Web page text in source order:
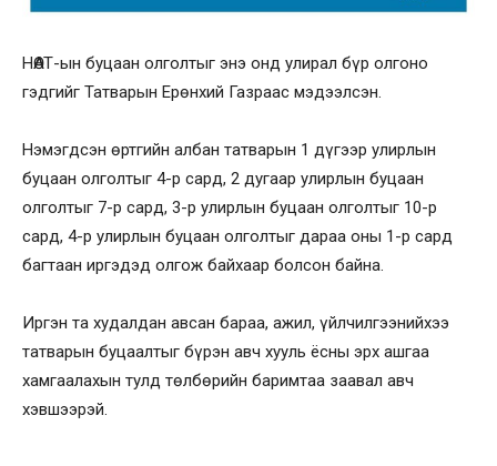
НӨАТ-ын буцаан олголтыг энэ онд улирал бүр олгоно
гэдгийг Татварын Ерөнхий Газраас мэдээлсэн.
Нэмэгдсэн өртгийн албан татварын 1 дүгээр улирлын
буцаан олголтыг 4-р сард, 2 дугаар улирлын буцаан
олголтыг 7-р сард, 3-р улирлын буцаан олголтыг 10-р
сард, 4-р улирлын буцаан олголтыг дараа оны 1-р сард
багтаан иргэдэд олгож байхаар болсон байна.
Иргэн та худалдан авсан бараа, ажил, үйлчилгээнийхээ
татварын буцаалтыг бүрэн авч хууль ёсны эрх ашгаа
хамгаалахын тулд төлбөрийн баримтаа заавал авч
хэвшээрэй.